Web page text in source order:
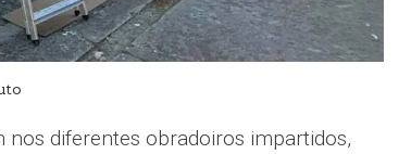
nos diferentes obradoiros impartidos,